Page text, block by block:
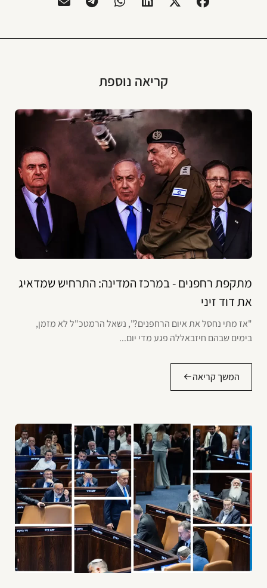
קריאה נוספת
מתקפת רחפנים - במרכז המדינה: התרחיש שמדאיג
את דוד זיני
"אז מתי נחסל את איום הרחפנים?", נשאל הרמטכ"ל לא מזמן,
בימים שבהם חיזבאללה פגע מדי יום...
המשך קריאה